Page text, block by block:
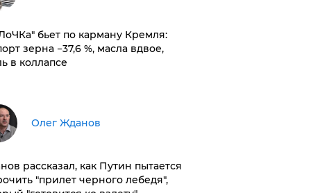
бьет по карману Кремля:
зерна −37,6 %, масла вдвое,
в коллапсе
Олег Жданов
рассказал, как Путин пытается
"прилет черного лебедя",